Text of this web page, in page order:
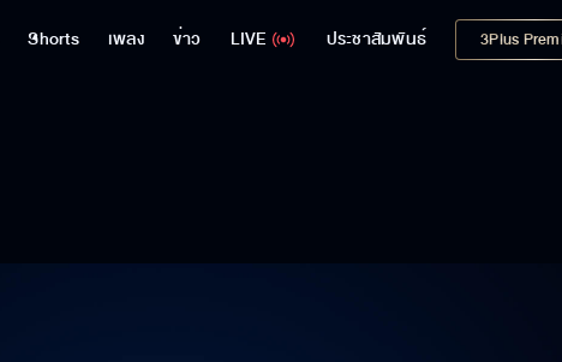
Shorts เพลง ข่าว LIVE ประชาสัมพันธ์ 3Plus